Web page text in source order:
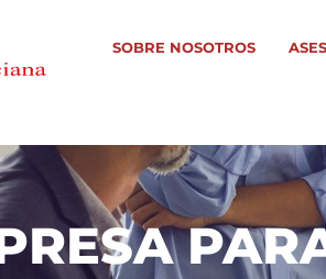
SOBRE NOSOTROS